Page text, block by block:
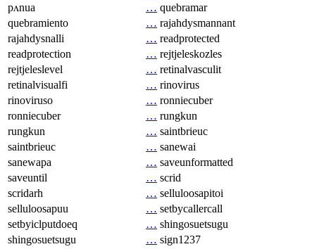
pʌnua
… quebramar
quebramiento
… rajahdysmannant
rajahdysnalli
… readprotected
readprotection
… rejtjeleskozles
rejtjeleslevel
… retinalvasculit
retinalvisualfi
… rinovirus
rinoviruso
… ronniecuber
ronniecuber
… rungkun
rungkun
… saintbrieuc
saintbrieuc
… sanewai
sanewapa
… saveunformatted
saveuntil
… scrid
scridarh
… selluloosapitoi
selluloosapuu
… setbycallercall
setbyiclputdoeq
… shingosuetsugu
shingosuetsugu
… sign1237